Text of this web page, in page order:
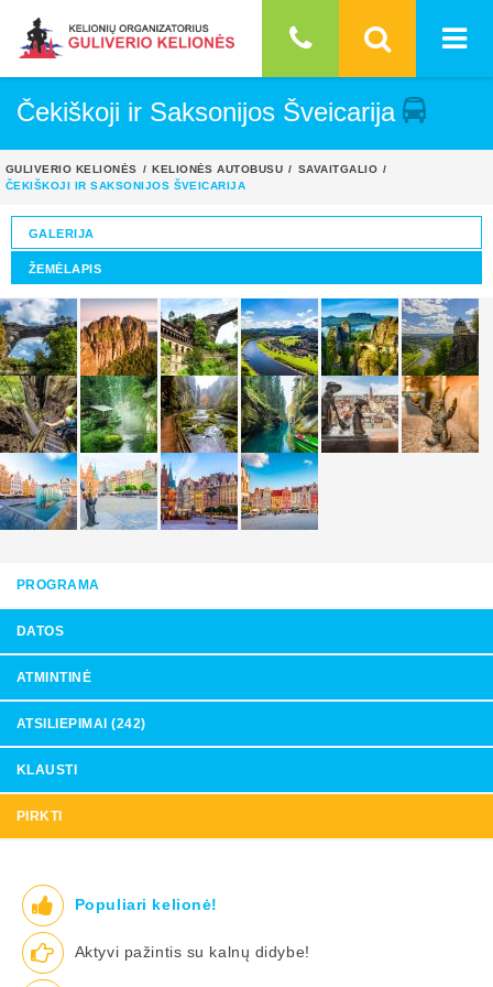
Čekiškoji ir Saksonijos Šveicarija
GULIVERIO KELIONĖS KELIONĖS AUTOBUSU
SAVAITGALIO
ČEKIŠKOJI IR SAKSONIJOS ŠVEICARIJA
GALERIJA
ŽEMĖLAPIS
PROGRAMA
DATOS
ATMINTINĖ
ATSILIEPIMAI (242)
KLAUSTI
PIRKTI
Populiari kelionė!
Aktyvi pažintis su kalnų didybe!